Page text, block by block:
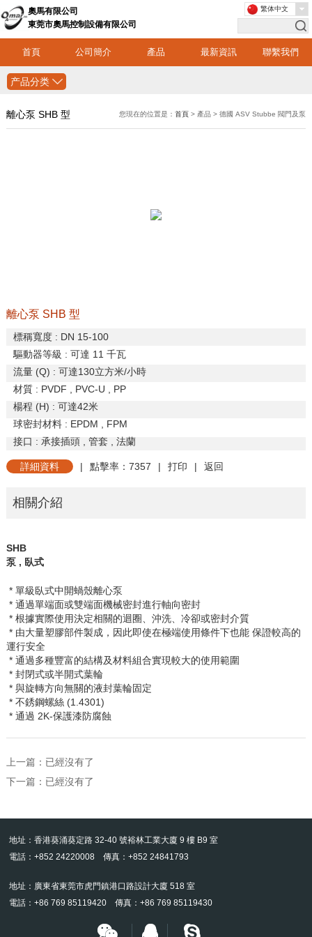
奧馬有限公司
東莞市奧馬控制設備有限公司
首頁 公司簡介 產品 最新資訊 聯繫我們
繁体中文
产品分类
離心泵 SHB 型 您現在的位置是：首頁 > 產品 > 德國 ASV Stubbe 閥門及泵
離心泵 SHB 型
標稱寬度: DN 15-100
驅動器等級 : 可達 11 千瓦
流量(Q) : 可達130立方米/小時
材質: PVDF , PVC-U , PP
楊程 (H) : 可達42米
球密封材料: EPDM , FPM
接口 : 承接插頭, 管套 , 法蘭
詳細資料 | 點擊率：7357 | 打印 | 返回
相關介紹
SHB
泵, 臥式
* 單級臥式中開蝸殼離心泵
* 通過單端面或雙端面機械密封進行軸向密封
* 根據實際使用決定相關的迴圈、沖洗、冷卻或密封介質
* 由大量塑膠部件製成，因此即使在極端使用條件下也能 保證較高的
運行安全
* 通過多種豐富的結構及材料組合實現較大的使用範圍
* 封閉式或半開式葉輪
* 與旋轉方向無關的液封葉輪固定
* 不銹鋼螺絲(1.4301)
* 通過 2K-保護漆防腐蝕
上一篇：已經沒有了
下一篇：已經沒有了
地址：香港葵涌葵定路 32-40 號裕林工業大廈 9 樓 B9 室
電話：+852 24220008 傳真：+852 24841793
地址：廣東省東莞市虎門鎮港口路設計大廈 518 室
電話：+86 769 85119420 傳真：+86 769 85119430